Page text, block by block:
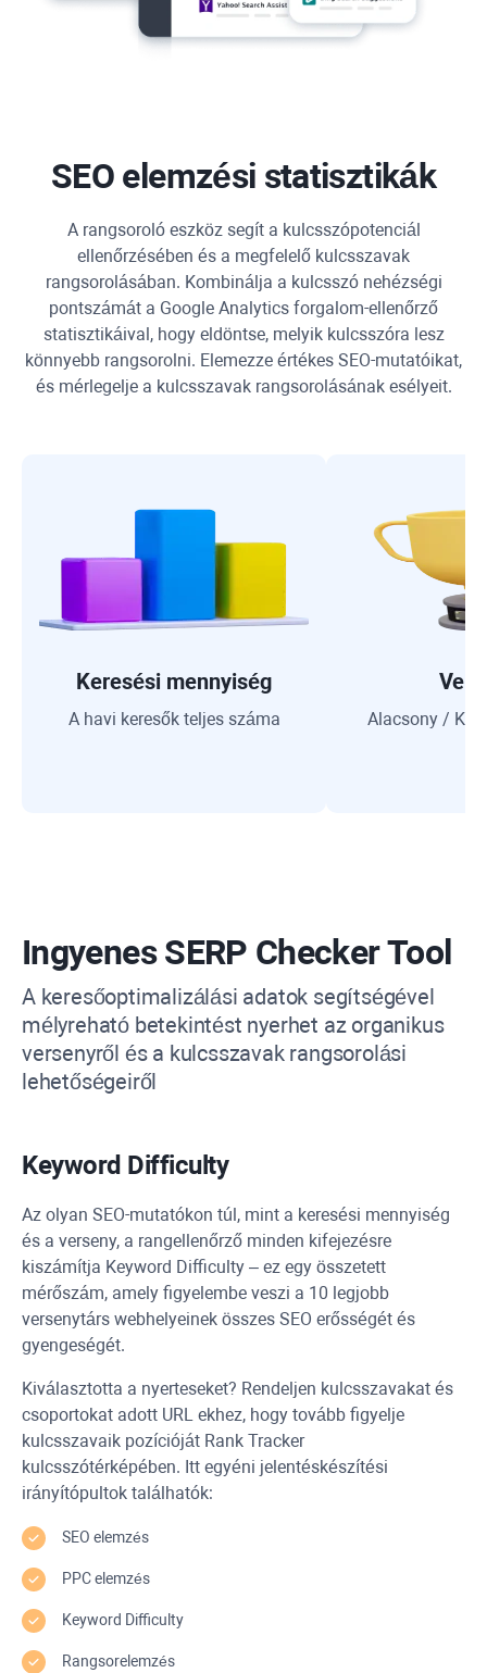
SEO elemzési statisztikák
A rangsoroló eszköz segít a kulcsszópotenciál
ellenőrzésében és a megfelelő kulcsszavak
rangsorolásában. Kombinálja a kulcsszó nehézségi
pontszámát a Google Analytics forgalom-ellenőrző
statisztikáival, hogy eldöntse, melyik kulcsszóra lesz
könnyebb rangsorolni. Elemezze értékes SEO-mutatóikat,
és mérlegelje a kulcsszavak rangsorolásának esélyeit.
Keresési mennyiség
A havi keresők teljes száma Alacsony /
IngyenesSERP Checker Tool
A keresőoptimalizálási adatok segítségével
mélyreható betekintést nyerhet az organikus
versenyről és a kulcsszavak rangsorolási
lehetőségeiről
Keyword Difficulty
Az olyan SEO-mutatókon túl, mint a keresési mennyiség
és a verseny, a rangellenőrző minden kifejezésre
kiszámítja Keyword Difficulty – ez egy összetett
mérőszám, amely figyelembe veszi a 10 legjobb
versenytárs webhelyeinek összes SEO erősségét és
gyengeségét.
Kiválasztotta a nyerteseket? Rendeljen kulcsszavakat és
csoportokat adott URL ekhez, hogy tovább figyelje
kulcsszavaik pozícióját Rank Tracker
kulcsszótérképében. Itt egyéni jelentéskészítési
irányítópultok találhatók:
SEO elemzés
PPCelemzés
Keyword Difficulty
Rangsorelemzés